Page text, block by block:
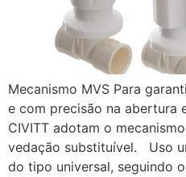
Mecanismo MVS Para
e com precisão na abertura
CIVITT adotam o
vedação substituível. Uso
do tipo universal, seguindo